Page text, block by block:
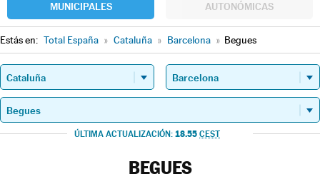
MUNICIPALES AUTONÓMICAS
Estás en: Total España » Cataluña » Barcelona » Begues
ÚLTIMA ACTUALIZACIÓN: 18.55 CEST
BEGUES